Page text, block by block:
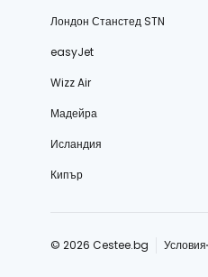
Лондон Станстед STN
easyJet
Wizz Air
Мадейра
Исландия
Кипър
© 2026 Cestee.bg Условия